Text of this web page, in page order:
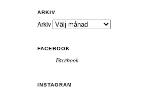
ARKIV
Arkiv
FACEBOOK
Facebook
INSTAGRAM